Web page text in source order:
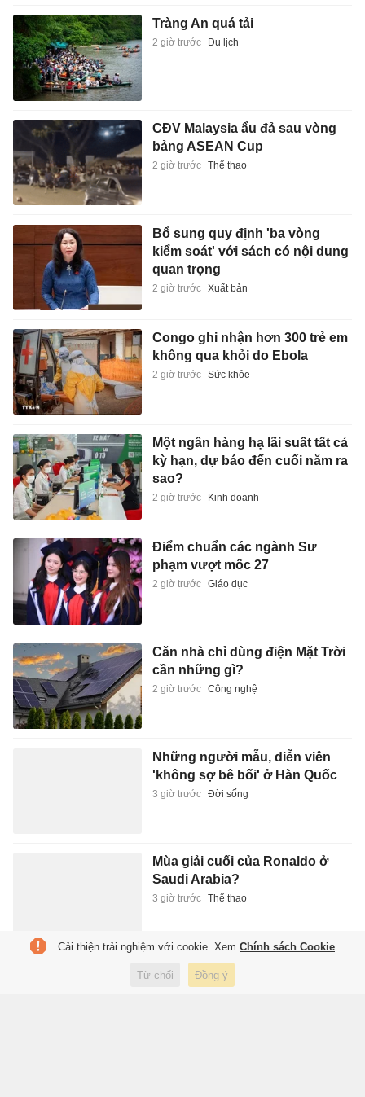
Tràng An quá tải
2 giờ trước Du lịch
CĐV Malaysia ẩu đả sau vòng
bảng ASEAN Cup
2 giờ trước Thể thao
Bổ sung quy định 'ba vòng
kiểm soát' với sách có nội dung
quan trọng
2 giờ trước Xuất bản
Congo ghi nhận hơn 300 trẻ em
không qua khỏi do Ebola
2 giờ trước Sức khỏe
Một ngân hàng hạ lãi suất tất cả
kỳ hạn, dự báo đến cuối năm ra
sao?
2 giờ trước Kinh doanh
Điểm chuẩn các ngành Sư
phạm vượt mốc 27
2 giờ trước Giáo dục
Căn nhà chỉ dùng điện Mặt Trời
cần những gì?
2 giờ trước Công nghệ
Những người mẫu, diễn viên
'không sợ bê bối' ở Hàn Quốc
3 giờ trước Đời sống
Mùa giải cuối của Ronaldo ở
Saudi Arabia?
3 giờ trước Thể thao
Dấu mốc quan trọng đưa quan
hệ Việt Nam-New Zealand phát
Cải thiện trải nghiệm với cookie. Xem Chính sách Cookie
Từ chối Đồng ý